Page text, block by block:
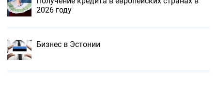
2026 году
Бизнес в Эстонии